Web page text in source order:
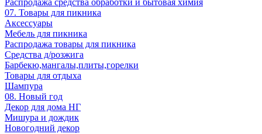
Распродажа средства обработки и бытовая химия
07. Товары для пикника
Аксессуары
Мебель для пикника
Распродажа товары для пикника
Средства д/розжига
Барбекю,мангалы,плиты,горелки
Товары для отдыха
Шампура
08. Новый год
Декор для дома НГ
Мишура и дождик
Новогодний декор